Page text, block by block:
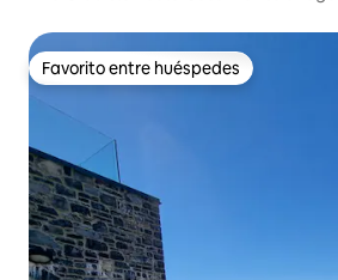
Favorito entre huéspedes
Favorito entre huéspedes